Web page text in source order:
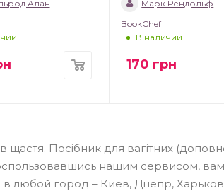
Алан
Марк Рендольф
BookChef
В наличии
170 грн
щастя. Посібник для вагітних
нашим сервисом,
в любой город – Киев, Днепр,